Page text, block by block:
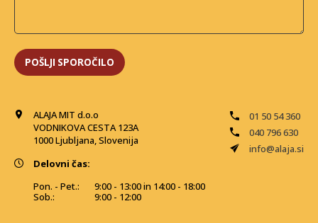
ALAJA MIT d.o.o
VODNIKOVA CESTA 123A
1000 Ljubljana, Slovenija
01 50 54 360
040 796 630
info@alaja.si
Delovni čas:
Pon. - Pet.:
Sob.:
9:00 - 13:00 in 14:00 - 18:00
9:00 - 12:00